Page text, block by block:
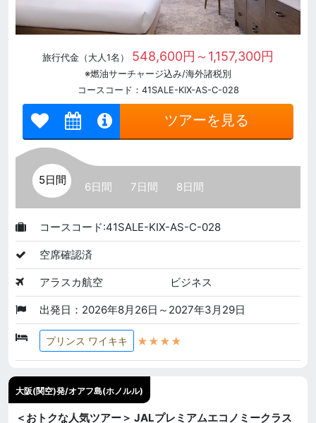
旅行代金（大人1名） 548,600円～1,157,300円
※燃油サーチャージ込み/海外諸税別
コースコード：41SALE-KIX-AS-C-028
ツアーを見る
5日間
6日間 7日間 8日間
コースコード:41SALE-KIX-AS-C-028
空席確認済
アラスカ航空 ビジネス
出発日：2026年8月26日～2027年3月29日
プリンス ワイキキ ★★★★
大阪(関空)発/オアフ島(ホノルル)
＜おトクな人気ツアー＞ JALプレミアムエコノミークラス